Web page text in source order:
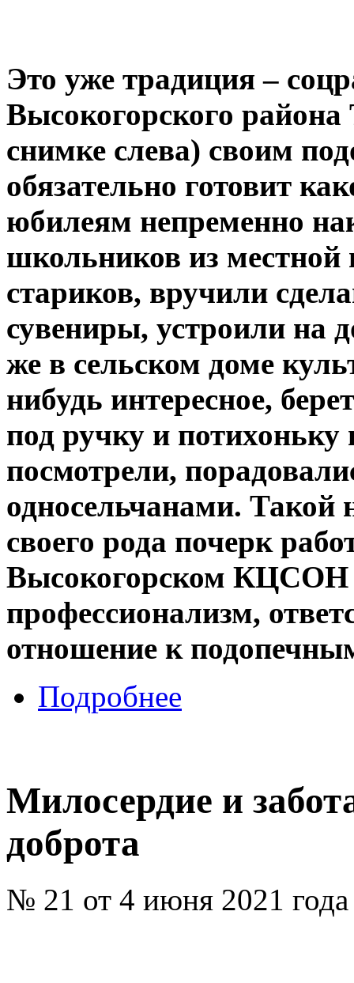
Это уже традиция –
Высокогорского
снимке слева) своим
обязательно готовит
юбилеям непременно
школьников из
стариков, вручили
сувениры, устроили на
же в сельском доме
нибудь интересное,
под ручку и потихоньку
посмотрели,
односельчанами.
своего рода почерк
Высокогорском КЦСОН
профессионализм,
отношение к
Подробнее
Милосердие и
доброта
№ 21 от 4 июня 2021 года